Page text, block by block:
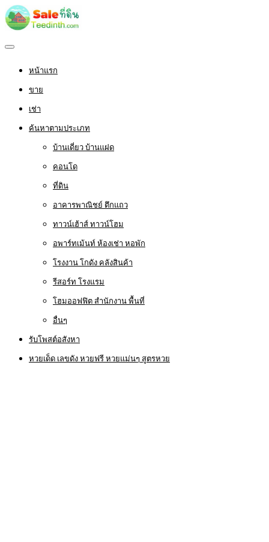
หน้าแรก
ขาย
เช่า
ค้นหาตามประเภท
บ้านเดี่ยว บ้านแฝด
คอนโด
ที่ดิน
อาคารพาณิชย์ ตึกแถว
ทาวน์เฮ้าส์ ทาวน์โฮม
อพาร์ทเม้นท์ ห้องเช่า หอพัก
โรงงาน โกดัง คลังสินค้า
รีสอร์ท โรงแรม
โฮมออฟฟิต สำนักงาน พื้นที่
อื่นๆ
รับโพสต์อสังหา
หวยเด็ด เลขดัง หวยฟรี หวยแม่นๆ สูตรหวย